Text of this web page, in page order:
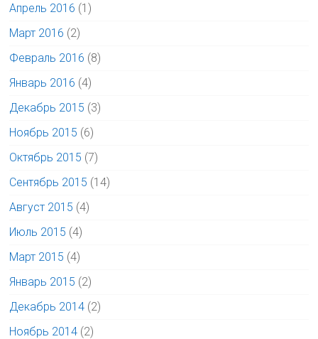
Апрель 2016 (1)
Март 2016 (2)
Февраль 2016 (8)
Январь 2016 (4)
Декабрь 2015 (3)
Ноябрь 2015 (6)
Октябрь 2015 (7)
Сентябрь 2015 (14)
Август 2015 (4)
Июль 2015 (4)
Март 2015 (4)
Январь 2015 (2)
Декабрь 2014 (2)
Ноябрь 2014 (2)